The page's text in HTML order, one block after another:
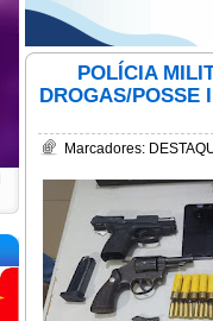
POLÍCIA
DROGAS/POSSE
Marcadores: